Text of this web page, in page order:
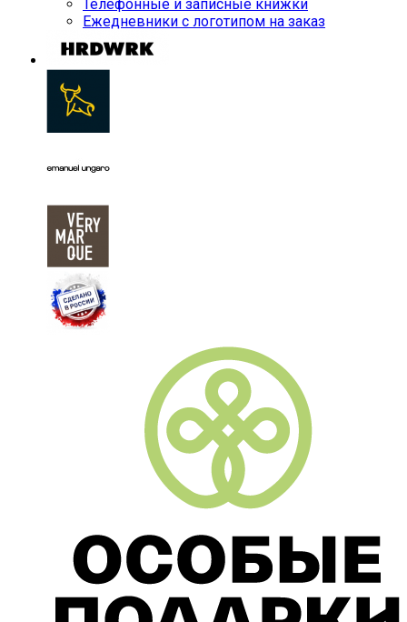
Телефонные и записные книжки
Ежедневники с логотипом на заказ